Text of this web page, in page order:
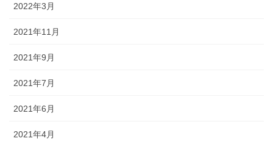
2022年3月
2021年11月
2021年9月
2021年7月
2021年6月
2021年4月